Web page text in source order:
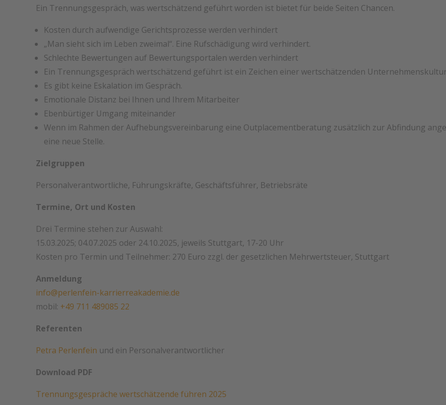
Ein Trennungsgespräch, was wertschätzend geführt worden ist bietet für beide Seiten Chancen.
Kosten durch aufwendige Gerichtsprozesse werden verhindert
„Man sieht sich im Leben zweimal“. Eine Rufschädigung wird verhindert.
Schlechte Bewertungen auf Bewertungsportalen werden verhindert
Ein Trennungsgespräch wertschätzend geführt ist ein Zeichen einer wertschätzenden
Es gibt keine Eskalation im Gespräch.
Emotionale Distanz bei Ihnen und Ihrem Mitarbeiter
Ebenbürtiger Umgang miteinander
Wenn im Rahmen der Aufhebungsvereinbarung eine Outplacementberatung zusätzlich zur Abfindung
eine neue Stelle.
Zielgruppen
Personalverantwortliche, Führungskräfte, Geschäftsführer, Betriebsräte
Termine, Ort und Kosten
Drei Termine stehen zur Auswahl:
15.03.2025; 04.07.2025 oder 24.10.2025, jeweils Stuttgart, 17-20 Uhr
Kosten pro Termin und Teilnehmer: 270 Euro zzgl. der gesetzlichen Mehrwertsteuer, Stuttgart
Anmeldung
info@perlenfein-karrierreakademie.de
mobil: +49 711 489085 22
Referenten
Petra Perlenfein und ein Personalverantwortlicher
Download PDF
Trennungsgespräche wertschätzende führen 2025